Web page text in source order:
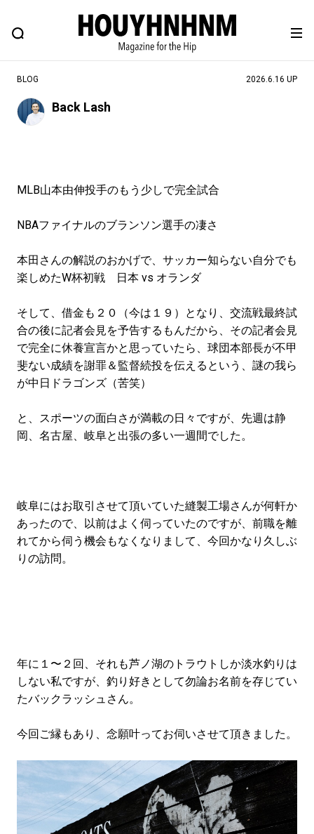
BLOG SNAP
ヒップなファッション、カルチャー、ライフスタイルWEBマガジン
#路地裏てぃーん。 #MONTHLY JOURNAL
#Commune H #FOCUS IT #AH.H
#LIFESTYLE #SNEAKER #OUTDOOR
#SPORTS #HANDSOME HANDBOOK
BLOG 2026.6.16 UP
Back Lash
MLB山本由伸投手のもう少しで完全試合
NBAファイナルのブランソン選手の凄さ
本田さんの解説のおかげで、サッカー知らない自分でも
楽しめたW杯初戦 日本 vs オランダ
そして、借金も２０（今は１９）となり、交流戦最終試
合の後に記者会見を予告するもんだから、その記者会見
で完全に休養宣言かと思っていたら、球団本部長が不甲
斐ない成績を謝罪＆監督続投を伝えるという、謎の我ら
が中日ドラゴンズ（苦笑）
と、スポーツの面白さが満載の日々ですが、先週は静
岡、名古屋、岐阜と出張の多い一週間でした。
岐阜にはお取引させて頂いていた縫製工場さんが何軒か
あったので、以前はよく伺っていたのですが、前職を離
れてから伺う機会もなくなりまして、今回かなり久しぶ
りの訪問。
年に１〜２回、それも芦ノ湖のトラウトしか淡水釣りは
しない私ですが、釣り好きとして勿論お名前を存じてい
たバックラッシュさん。
今回ご縁もあり、念願叶ってお伺いさせて頂きました。